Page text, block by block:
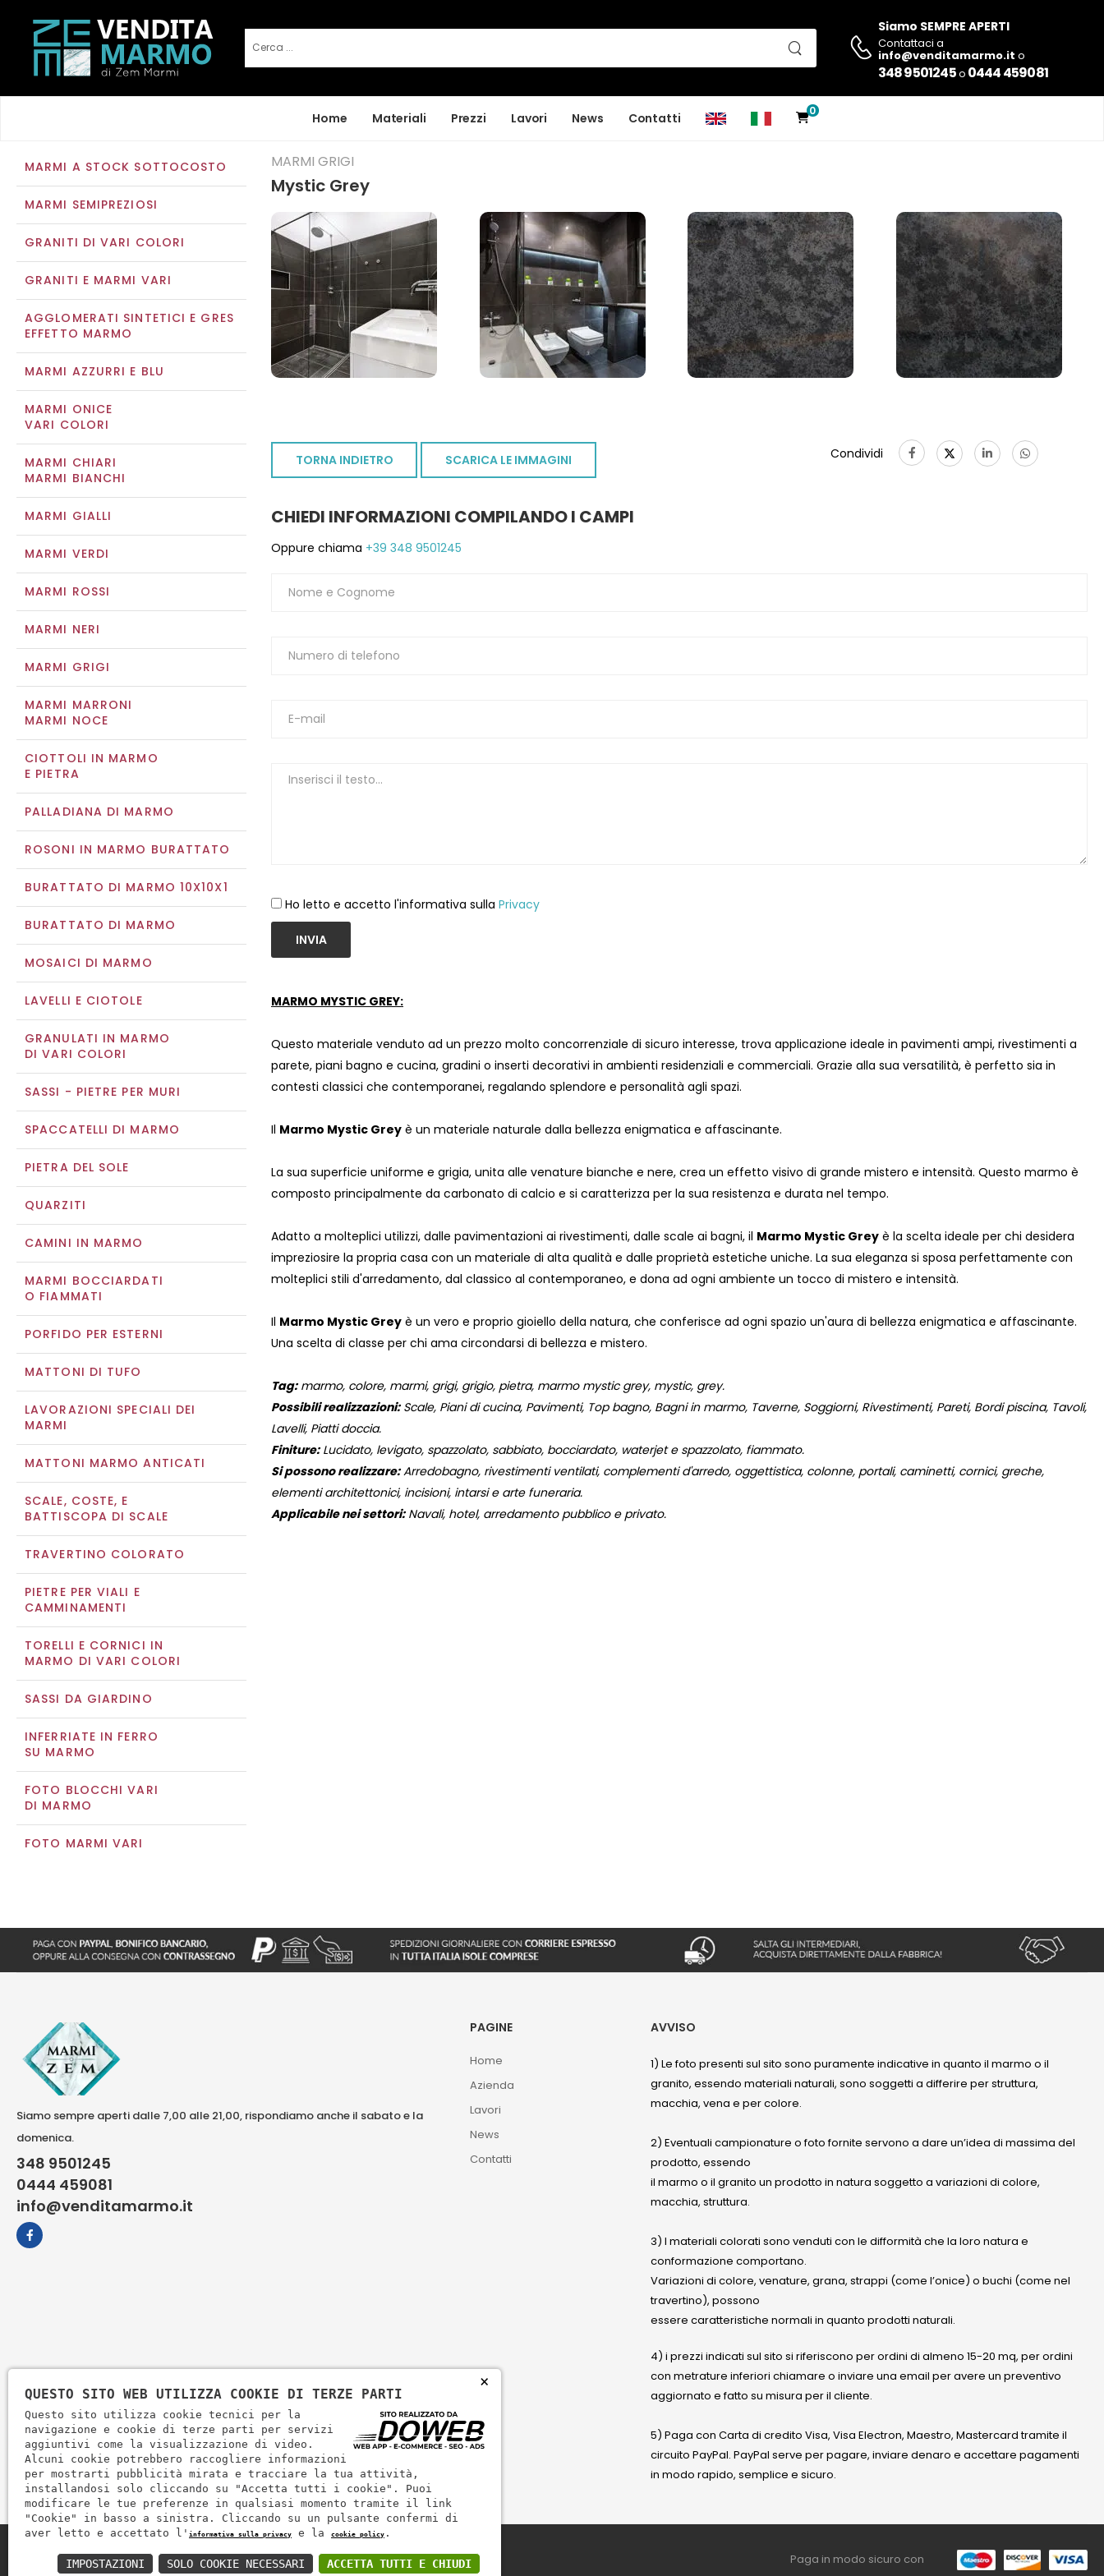
Siamo SEMPRE APERTI
Contattaci a
info@venditamarmo.it o
348 9501245o 0444 459081
Home Materiali Prezzi Lavori News Contatti 0
MARMI A STOCK SOTTOCOSTO
MARMI SEMIPREZIOSI
GRANITI DI VARI COLORI
GRANITI E MARMI VARI
AGGLOMERATI SINTETICI E GRES
EFFETTO MARMO
MARMI AZZURRI E BLU
MARMI ONICE
VARI COLORI
MARMI CHIARI
MARMI BIANCHI
MARMI GIALLI
MARMI VERDI
MARMI ROSSI
MARMI NERI
MARMI GRIGI
MARMI MARRONI
MARMI NOCE
CIOTTOLI IN MARMO
E PIETRA
PALLADIANA DI MARMO
ROSONI IN MARMO BURATTATO
BURATTATO DI MARMO 10X10X1
BURATTATO DI MARMO
MOSAICI DI MARMO
LAVELLI E CIOTOLE
GRANULATI IN MARMO
DI VARI COLORI
SASSI - PIETRE PER MURI
SPACCATELLI DI MARMO
PIETRA DEL SOLE
QUARZITI
CAMINI IN MARMO
MARMI BOCCIARDATI
O FIAMMATI
PORFIDO PER ESTERNI
MATTONI DI TUFO
LAVORAZIONI SPECIALI DEI
MARMI
MATTONI MARMO ANTICATI
SCALE, COSTE, E
BATTISCOPA DI SCALE
TRAVERTINO COLORATO
PIETRE PER VIALI E
CAMMINAMENTI
TORELLI E CORNICI IN
MARMO DI VARI COLORI
SASSI DA GIARDINO
INFERRIATE IN FERRO
SU MARMO
FOTO BLOCCHI VARI
DI MARMO
FOTO MARMI VARI
MARMI GRIGI
Mystic Grey
TORNA INDIETRO SCARICA LE IMMAGINI Condividi
CHIEDI INFORMAZIONI COMPILANDO I CAMPI
Oppure chiama +39 348 9501245
Ho letto e accetto l'informativa sulla Privacy
INVIA
MARMO MYSTIC GREY:
Questo materiale venduto ad un prezzo molto concorrenziale di sicuro interesse, trova applicazione ideale in pavimenti ampi, rivestimenti a
parete, piani bagno e cucina, gradini o inserti decorativi in ambienti residenziali e commerciali. Grazie alla sua versatilità, è perfetto sia in
contesti classici che contemporanei, regalando splendore e personalità agli spazi.
Il Marmo Mystic Grey è un materiale naturale dalla bellezza enigmatica e affascinante.
La sua superficie uniforme e grigia, unita alle venature bianche e nere, crea un effetto visivo di grande mistero e intensità. Questo marmo è
composto principalmente da carbonato di calcio e si caratterizza per la sua resistenza e durata nel tempo.
Adatto a molteplici utilizzi, dalle pavimentazioni ai rivestimenti, dalle scale ai bagni, il Marmo Mystic Grey è la scelta ideale per chi desidera
impreziosire la propria casa con un materiale di alta qualità e dalle proprietà estetiche uniche. La sua eleganza si sposa perfettamente con
molteplici stili d'arredamento, dal classico al contemporaneo, e dona ad ogni ambiente un tocco di mistero e intensità.
Il Marmo Mystic Grey è un vero e proprio gioiello della natura, che conferisce ad ogni spazio un'aura di bellezza enigmatica e affascinante.
Una scelta di classe per chi ama circondarsi di bellezza e mistero.
Tag:marmo, colore, marmi, grigi, grigio, pietra, marmo mystic grey, mystic, grey.
Possibili realizzazioni:Scale, Piani di cucina, Pavimenti, Top bagno, Bagni in marmo, Taverne, Soggiorni, Rivestimenti, Pareti, Bordi piscina, Tavoli,
Lavelli, Piatti doccia.
Finiture:Lucidato, levigato, spazzolato, sabbiato, bocciardato, waterjet e spazzolato, fiammato.
Si possono realizzare:Arredobagno, rivestimenti ventilati, complementi d'arredo, oggettistica, colonne, portali, caminetti, cornici, greche,
elementi architettonici, incisioni, intarsi e arte funeraria.
Applicabile nei settori:Navali, hotel, arredamento pubblico e privato.
Siamo sempre aperti dalle 7,00 alle 21,00, rispondiamo anche il sabato e la
domenica.
348 9501245
0444 459081
info@venditamarmo.it
PAGINE
Home
Azienda
Lavori
News
Contatti
AVVISO
1) Le foto presenti sul sito sono puramente indicative in quanto il marmo o il
granito, essendo materiali naturali, sono soggetti a differire per struttura,
macchia, vena e per colore.
2) Eventuali campionature o foto fornite servono a dare un’idea di massima del
prodotto, essendo
il marmo o il granito un prodotto in natura soggetto a variazioni di colore,
macchia, struttura.
3) I materiali colorati sono venduti con le difformità che la loro natura e
conformazione comportano.
Variazioni di colore, venature, grana, strappi (come l’onice) o buchi (come nel
travertino), possono
essere caratteristiche normali in quanto prodotti naturali.
4) i prezzi indicati sul sito si riferiscono per ordini di almeno 15-20 mq, per ordini
con metrature inferiori chiamare o inviare una email per avere un preventivo
aggiornato e fatto su misura per il cliente.
5) Paga con Carta di credito Visa, Visa Electron, Maestro, Mastercard tramite il
circuito PayPal. PayPal serve per pagare, inviare denaro e accettare pagamenti
in modo rapido, semplice e sicuro.
Zem Marmi P.I. 03463990246 Paga in modo sicuro con
×
QUESTO SITO WEB UTILIZZA COOKIE DI TERZE PARTI
Questo sito utilizza cookie tecnici per la
navigazione e cookie di terze parti per servizi
aggiuntivi come la visualizzazione di video.
Alcuni cookie potrebbero raccogliere informazioni
per mostrarti pubblicità mirata e tracciare la tua attività,
installandosi solo cliccando su "Accetta tutti i cookie". Puoi
modificare le tue preferenze in qualsiasi momento tramite il link
"Cookie" in basso a sinistra. Cliccando su un pulsante confermi di
aver letto e accettato l' informativa sulla privacy e la cookie policy .
ACCETTA TUTTI E CHIUDI
SOLO COOKIE NECESSARI
IMPOSTAZIONI